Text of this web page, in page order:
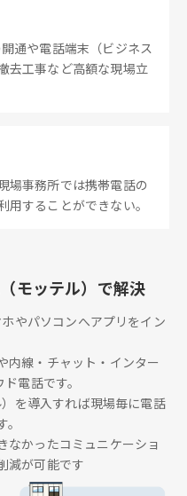
通や電話端末（ビジネス
去工事など高額な現場立
場事務所では携帯電話の
することができない。
モッテル）で解決
やパソコンへアプリをイン
内線・チャット・インター
電話です。
を導入すれば現場毎に電話
なかったコミュニケーショ
減が可能です